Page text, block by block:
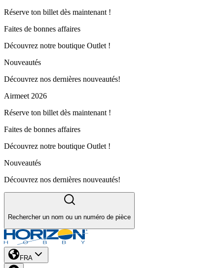
Réserve ton billet dès maintenant !
Faites de bonnes affaires
Découvrez notre boutique Outlet !
Nouveautés
Découvrez nos dernières nouveautés!
Airmeet 2026
Réserve ton billet dès maintenant !
Faites de bonnes affaires
Découvrez notre boutique Outlet !
Nouveautés
Découvrez nos dernières nouveautés!
Rechercher un nom ou un numéro de pièce
FRA